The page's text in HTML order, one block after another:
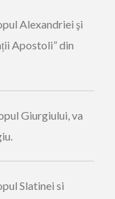
Alexandriei şi
Apostoli” din
Giurgiului, va
Slatinei si